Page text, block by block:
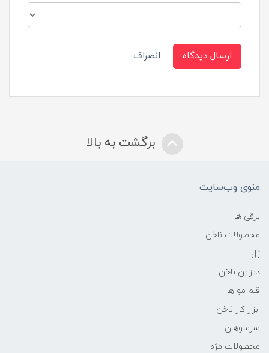
ارسال دیدگاه انصراف
برگشت به بالا
منوی وب‌سایت
برقی ها
محصولات ناخن
ژل
دیزاین ناخن
قلم مو ها
ابزار کار ناخن
سرسوهان
محصولات مژه